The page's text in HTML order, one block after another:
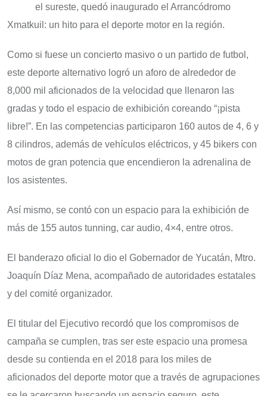
el sureste, quedó inaugurado el Arrancódromo
Xmatkuil: un hito para el deporte motor en la región.
Como si fuese un concierto masivo o un partido de futbol,
este deporte alternativo logró un aforo de alrededor de
8,000 mil aficionados de la velocidad que llenaron las
gradas y todo el espacio de exhibición coreando “¡pista
libre!”. En las competencias participaron 160 autos de 4, 6 y
8 cilindros, además de vehículos eléctricos, y 45 bikers con
motos de gran potencia que encendieron la adrenalina de
los asistentes.
Así mismo, se contó con un espacio para la exhibición de
más de 155 autos tunning, car audio, 4×4, entre otros.
El banderazo oficial lo dio el Gobernador de Yucatán, Mtro.
Joaquín Díaz Mena, acompañado de autoridades estatales
y del comité organizador.
El titular del Ejecutivo recordó que los compromisos de
campaña se cumplen, tras ser este espacio una promesa
desde su contienda en el 2018 para los miles de
aficionados del deporte motor que a través de agrupaciones